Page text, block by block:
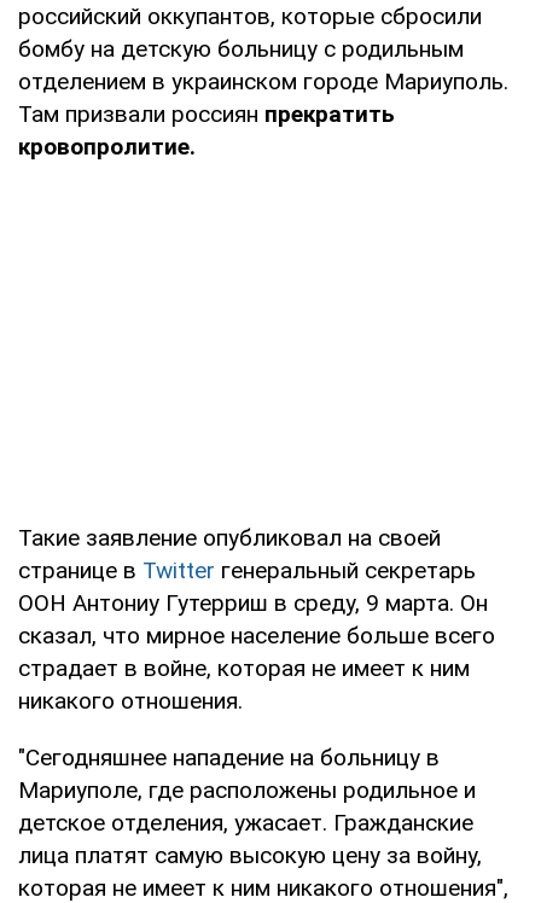
российский оккупантов, которые сбросили
бомбу на детскую больницу с родильным
отделением в украинском городе Мариуполь.
Там призвали россиян прекратить
кровопролитие.
Такие заявление опубликовал на своей
странице в Twitter генеральный секретарь
ООН Антониу Гутерриш в среду, 9 марта. Он
сказал, что мирное население больше всего
страдает в войне, которая не имеет к ним
никакого отношения.
"Сегодняшнее нападение на больницу в
Мариуполе, где расположены родильное и
детское отделения, ужасает. Гражданские
лица платят самую высокую цену за войну,
которая не имеет к ним никакого отношения",